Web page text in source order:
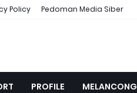
Policy Pedoman Media Siber
PROFILE MELANCONG